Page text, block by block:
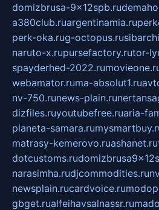
domizbrusa-9x12spb.ru
a380club.ruargentinamia.ru
perk-oka.rug-octopus.ru
naruto-x.rupursefactory.rutor-
spayderhed-2022.ru
webamator.ruma-absolut1.ru
nv-750.runews-plain.ru
dizfiles.ruyoutubefree.ruaria-
planeta-samara.ru
matrasy-kemerovo.ruashanet.ru
dotcustoms.ru
narasimha.rudjcommodities.ru
newsplain.rucardvoice.ru
gbget.rualfeihavsalnassr.ru